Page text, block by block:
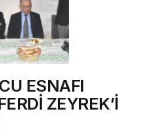
ESNAFI
ZEYREK’İ